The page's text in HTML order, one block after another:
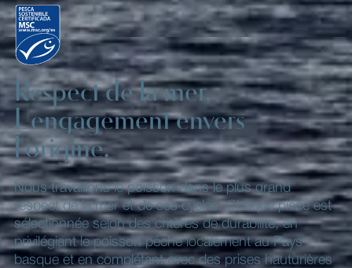
Respect de la mer,
L'engagement envers
l'origine.
Nous travaillons le poisson dans le plus grand
respect de la mer et de ses cycles. Chaque pièce est
sélectionnée selon des critères de durabilité, en
privilégiant le poisson pêché localement au Pays
basque et en complétant avec des prises hauturières